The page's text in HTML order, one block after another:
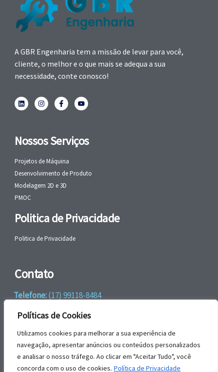
Políticas de Cookies
Utilizamos cookies para melhorar a sua experiência de
navegação, apresentar anúncios ou conteúdos personalizados
e analisar o nosso tráfego. Ao clicar em "Aceitar Tudo", você
concorda com o uso de cookies. Política de Privacidade
A GBR Engenharia tem a missão de levar para você,
cliente, o melhor e o que mais se adequa a sua
necessidade, conte conosco!
Nossos Serviços
Projetos de Máquina
Desenvolvimento de Produto
Modelagem 2D e 3D
PMOC
Politica de Privacidade
Politica de Privacidade
Contato
Telefone:(17) 99118-8484
WhatsApp:+55 (17) 99118-8484
email:faleconosco@gbrengenharia.com
Rua Jatai, nº 81